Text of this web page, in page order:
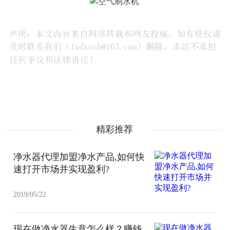
精彩推荐
净水器代理加盟净水产品,如何快
速打开市场并实现盈利?
2019/05/22